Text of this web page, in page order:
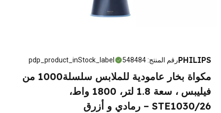
PHILIPSرقم المنتج:
548484
pdp_product_inStock_label
مكواة بخار عامودية للملابس سلسلة1000 من
فيليبس ، سعة 1.8 لتر، 1800 واط،
STE1030/26 – رمادي و أزرق